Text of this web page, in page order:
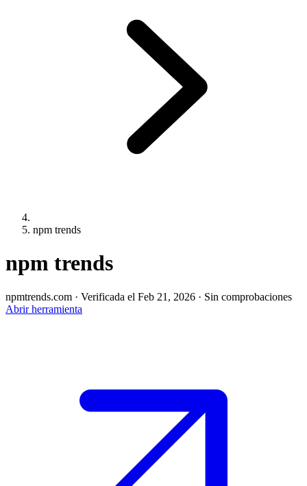
npm trends
npm trends
npmtrends.com · Verificada el Feb 21, 2026 · Sin comprobaciones
Abrir herramienta